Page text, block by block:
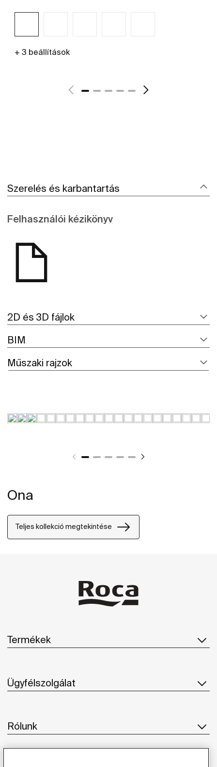
+ 3 beállítások
Szerelés és karbantartás
Felhasználói kézikönyv
2D és 3D fájlok
BIM
Műszaki rajzok
Ona
Teljes kollekció megtekintése
Termékek
Ügyfélszolgálat
Rólunk